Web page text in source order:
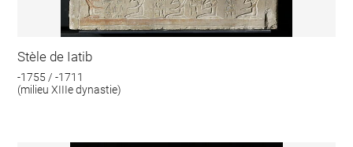
Stèle de Iatib
-1755 / -1711
(milieu XIIIe dynastie)